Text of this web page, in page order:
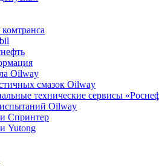
Oilway
смазок Oilway
технические сервисы
Oilway
Спринтер
Yutong